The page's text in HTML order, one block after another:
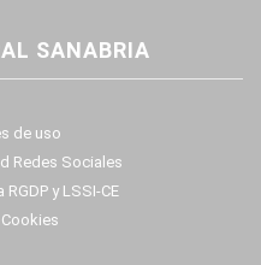
SANABRIA
de uso
Redes Sociales
y LSSI-CE